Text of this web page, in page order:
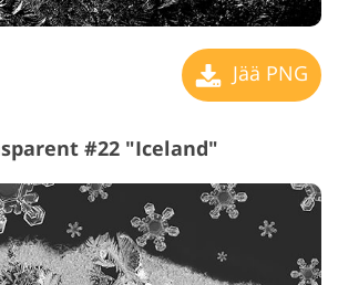
Jää PNG
#22 "Iceland"